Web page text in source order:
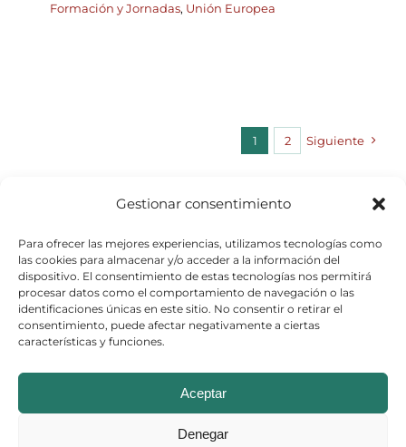
Gestionar consentimiento
Para ofrecer las mejores experiencias, utilizamos tecnologías como
las cookies para almacenar y/o acceder a la información del
dispositivo. El consentimiento de estas tecnologías nos permitirá
procesar datos como el comportamiento de navegación o las
identificaciones únicas en este sitio. No consentir o retirar el
consentimiento, puede afectar negativamente a ciertas
características y funciones.
Aceptar
Denegar
Formación y Jornadas, Unión Europea
1 2 Siguiente
© Copyright 2026
Política de Cookies
Política de Privacidad